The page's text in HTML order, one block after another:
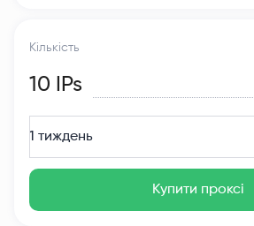
Кількість
10 IPs
1 тиждень
Купити проксі